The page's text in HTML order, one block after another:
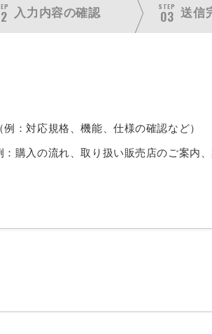
入力内容の確認
STEP
03 送信
例：対応規格、機能、仕様の確認など）
：購入の流れ、取り扱い販売店のご案内